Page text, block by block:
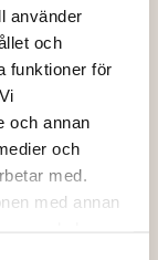
använder
och
funktioner för
och annan
och
med.
med annan